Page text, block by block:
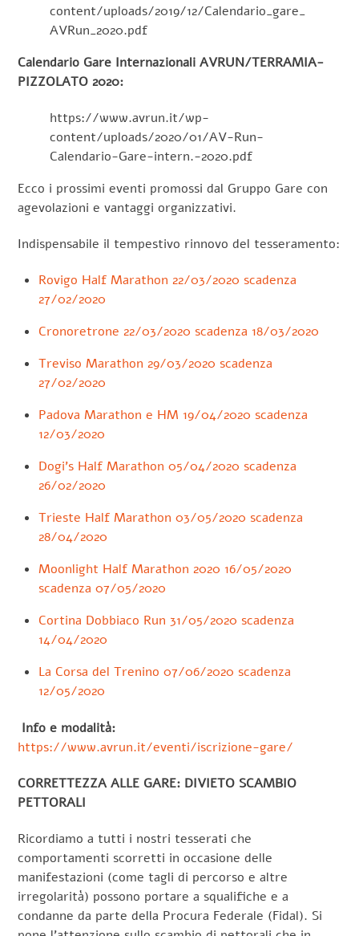
content/uploads/2019/12/Calendario_gare_
AVRun_2020.pdf
Calendario Gare Internazionali AVRUN/TERRAMIA-
PIZZOLATO 2020:
https://www.avrun.it/wp-
content/uploads/2020/01/AV-Run-
Calendario-Gare-intern.-2020.pdf
Ecco i prossimi eventi promossi dal Gruppo Gare con
agevolazioni e vantaggi organizzativi.
Indispensabile il tempestivo rinnovo del tesseramento:
Rovigo Half Marathon 22/03/2020 scadenza
27/02/2020
Cronoretrone 22/03/2020 scadenza 18/03/2020
Treviso Marathon 29/03/2020 scadenza
27/02/2020
Padova Marathon e HM 19/04/2020 scadenza
12/03/2020
Dogi’s Half Marathon 05/04/2020 scadenza
26/02/2020
Trieste Half Marathon 03/05/2020 scadenza
28/04/2020
Moonlight Half Marathon 2020 16/05/2020
scadenza 07/05/2020
Cortina Dobbiaco Run 31/05/2020 scadenza
14/04/2020
La Corsa del Trenino 07/06/2020 scadenza
12/05/2020
Info e modalità:
https://www.avrun.it/eventi/iscrizione-gare/
CORRETTEZZA ALLE GARE: DIVIETO SCAMBIO
PETTORALI
Ricordiamo a tutti i nostri tesserati che
comportamenti scorretti in occasione delle
manifestazioni (come tagli di percorso e altre
irregolarità) possono portare a squalifiche e a
condanne da parte della Procura Federale (Fidal). Si